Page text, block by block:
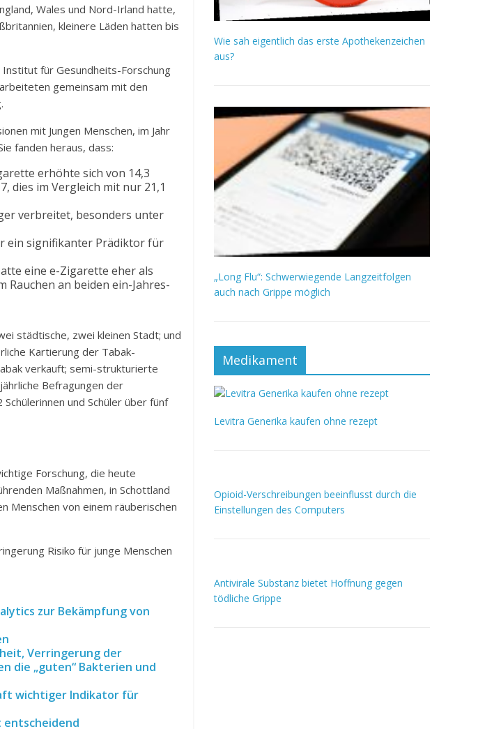
Wales und Nord-Irland hatte,
kleinere Läden hatten bis
für Gesundheits-Forschung
gemeinsam mit den
mit Jungen Menschen, im Jahr
fanden heraus, dass:
erhöhte sich von 14,3
dies im Vergleich mit nur 21,1
verbreitet, besonders unter
ein signifikanter Prädiktor für
eine e-Zigarette eher als
Rauchen an beiden ein-Jahres-
städtische, zwei kleinen Stadt; und
Kartierung der Tabak-
verkauft; semi-strukturierte
Befragungen der
und Schüler über fünf
Forschung, die heute
Maßnahmen, in Schottland
Menschen von einem räuberischen
Risiko für junge Menschen
zur Bekämpfung von
Verringerung der
die „guten“ Bakterien und
wichtiger Indikator für
entscheidend
Wie sah eigentlich das erste Apothekenzeichen
aus?
„Long Flu“: Schwerwiegende Langzeitfolgen
auch nach Grippe möglich
Medikament
Levitra Generika kaufen ohne rezept
Opioid-Verschreibungen beeinflusst durch die
Einstellungen des Computers
Antivirale Substanz bietet Hoffnung gegen
tödliche Grippe